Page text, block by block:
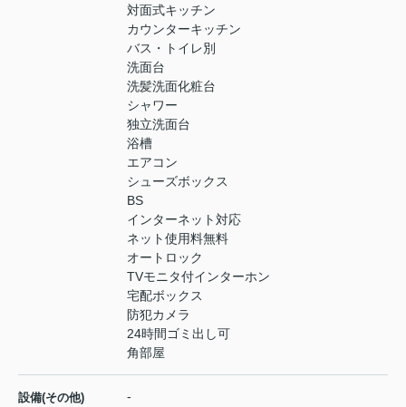
対面式キッチン
カウンターキッチン
バス・トイレ別
洗面台
洗髪洗面化粧台
シャワー
独立洗面台
浴槽
エアコン
シューズボックス
BS
インターネット対応
ネット使用料無料
オートロック
TVモニタ付インターホン
宅配ボックス
防犯カメラ
24時間ゴミ出し可
角部屋
設備(その他) -